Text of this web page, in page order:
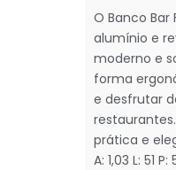
O Banco
alumínio e
moderno e
forma
e desfrutar
prática e
A: 1,03 L: 51 P: